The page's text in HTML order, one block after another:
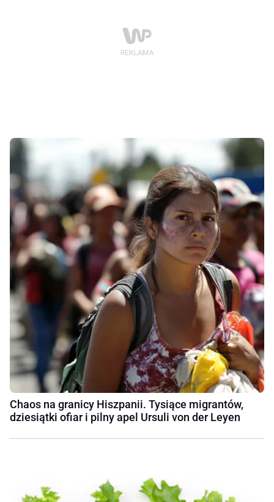
Chaos na granicy Hiszpanii. Tysiące migrantów,
dziesiątki ofiar i pilny apel Ursuli von der Leyen